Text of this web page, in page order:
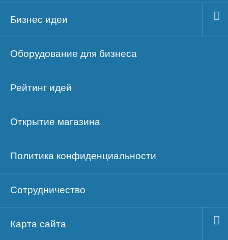
Бизнес идеи
Оборудование для бизнеса
Рейтинг идей
Открытие магазина
Политика конфиденциальности
Сотрудничество
Карта сайта